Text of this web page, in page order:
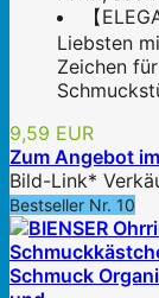
【
Liebsten
Zeichen
9,59 EUR
Zum Angebot
Bild-Link*
Bestseller Nr. 10